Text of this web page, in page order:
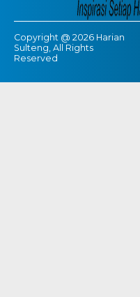
Copyright @ 2026 Harian
Sulteng, All Rights
Reserved